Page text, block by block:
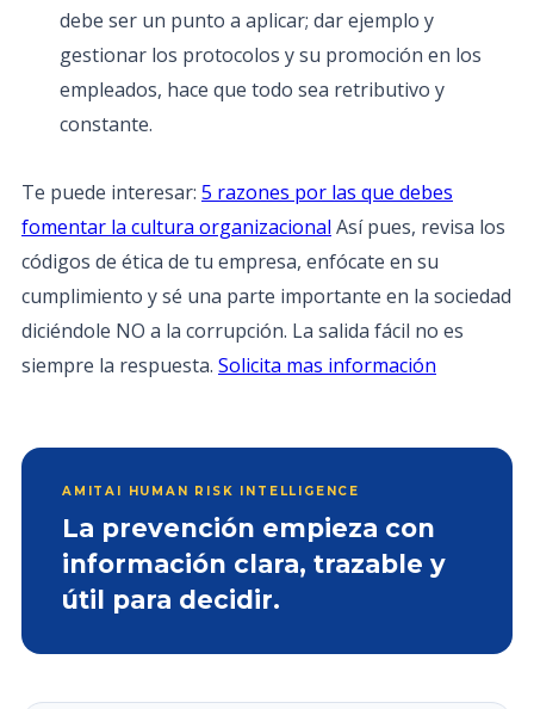
debe ser un punto a aplicar; dar ejemplo y
gestionar los protocolos y su promoción en los
empleados, hace que todo sea retributivo y
constante.
Te puede interesar: 5 razones por las que debes
fomentar la cultura organizacional Así pues, revisa los
códigos de ética de tu empresa, enfócate en su
cumplimiento y sé una parte importante en la sociedad
diciéndole NO a la corrupción. La salida fácil no es
siempre la respuesta. Solicita mas información
AMITAI HUMAN RISK INTELLIGENCE
La prevención empieza con
información clara, trazable y
útil para decidir.